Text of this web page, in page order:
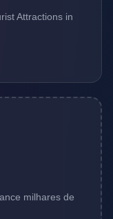
Attractions in
milhares de